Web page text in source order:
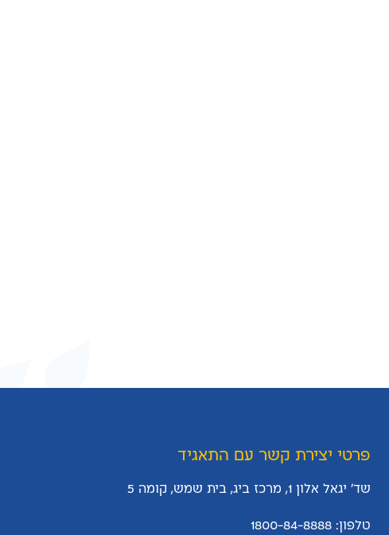
פרטי יצירת קשר עם התאגיד
שד' יגאל אלון 1, מרכז ביג, בית שמש, קומה 5
טלפון: 1800-84-8888